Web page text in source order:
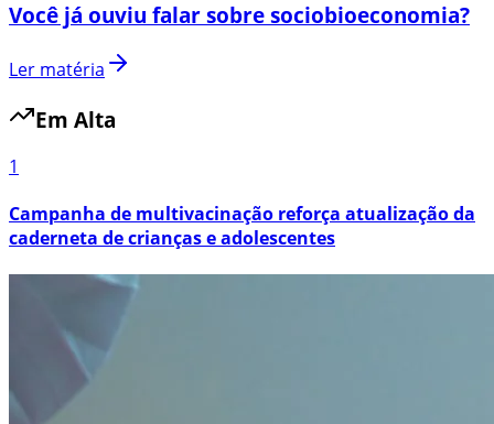
Você já ouviu falar sobre sociobioeconomia?
Ler matéria
Em Alta
1
Campanha de multivacinação reforça atualização da
caderneta de crianças e adolescentes